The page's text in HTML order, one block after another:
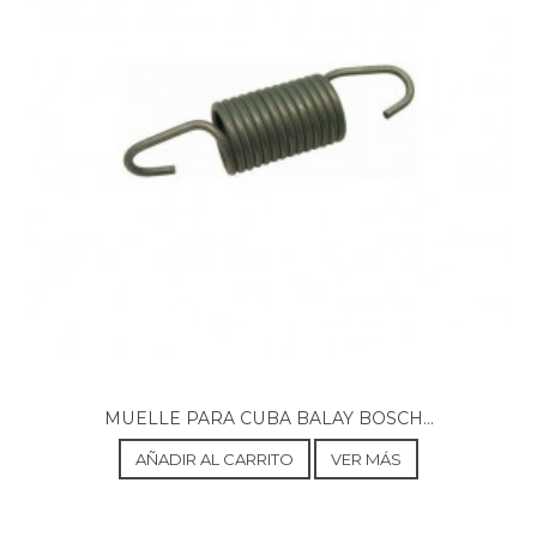
ARISTON, AR6L85AG
ARISTON, AR6L85EX
ARISTON, AR6L85EX11560HZ
ARISTON, AVF109CNTE
ARISTON, AVF109EUTE
ARISTON, AVF10TK
MUELLE PARA CUBA BALAY BOSCH...
AÑADIR AL CARRITO VER MÁS